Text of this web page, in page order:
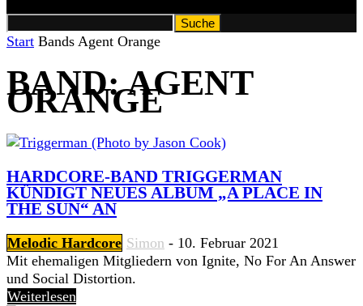
Start Bands Agent Orange
BAND: AGENT
ORANGE
HARDCORE-BAND TRIGGERMAN
KÜNDIGT NEUES ALBUM „A PLACE IN
THE SUN“ AN
Melodic Hardcore Simon - 10. Februar 2021
Mit ehemaligen Mitgliedern von Ignite, No For An Answer
und Social Distortion.
Weiterlesen